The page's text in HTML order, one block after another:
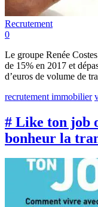
Recrutement
0
Le groupe Renée
de 15% en 2017 et
d’euros de volume de
recrutement immobilier
# Like ton job
bonheur ​la